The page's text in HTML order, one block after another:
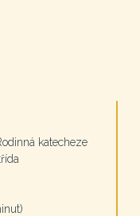
katecheze